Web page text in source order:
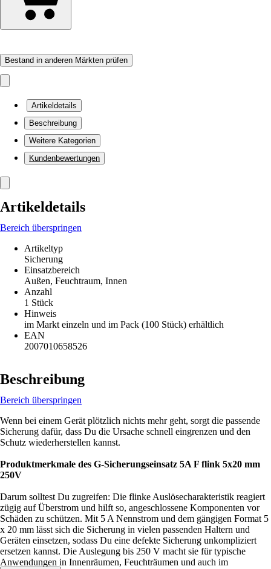
Bestand in anderen Märkten prüfen
Artikeldetails
Beschreibung
Weitere Kategorien
Kundenbewertungen
Artikeldetails
Bereich überspringen
Artikeltyp
Sicherung
Einsatzbereich
Außen, Feuchtraum, Innen
Anzahl
1 Stück
Hinweis
im Markt einzeln und im Pack (100 Stück) erhältlich
EAN
2007010658526
Beschreibung
Bereich überspringen
Wenn bei einem Gerät plötzlich nichts mehr geht, sorgt die passende
Sicherung dafür, dass Du die Ursache schnell eingrenzen und den
Schutz wiederherstellen kannst.
Produktmerkmale des G-Sicherungseinsatz 5A F flink 5x20 mm
250V
Darum solltest Du zugreifen: Die flinke Auslösecharakteristik reagiert
zügig auf Überstrom und hilft so, angeschlossene Komponenten vor
Schäden zu schützen. Mit 5 A Nennstrom und dem gängigen Format 5
x 20 mm lässt sich die Sicherung in vielen passenden Haltern und
Geräten einsetzen, sodass Du eine defekte Sicherung unkompliziert
ersetzen kannst. Die Auslegung bis 250 V macht sie für typische
Anwendungen in Innenräumen, Feuchträumen und auch im